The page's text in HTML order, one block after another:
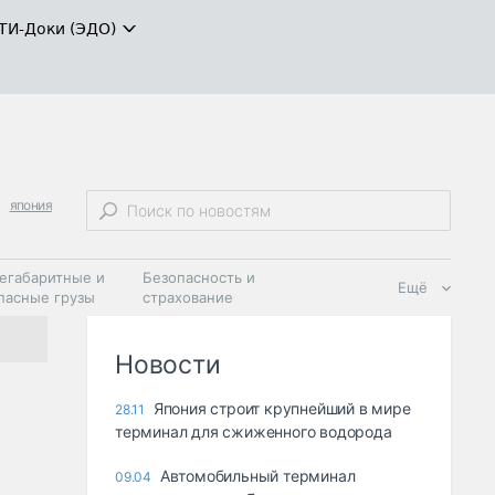
Доки (ЭДО)
япония
и
грузы
Безопасность и
страхование
Ещё
Новости
28.11
Япония строит крупнейший в мире
терминал для сжиженного водорода
09.04
Автомобильный терминал